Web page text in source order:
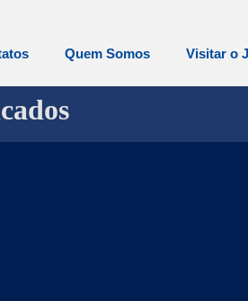
Quem Somos Visitar o